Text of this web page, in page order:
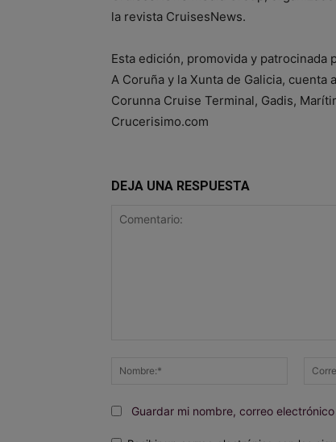
la revista CruisesNews.
Esta edición, promovida y patrocinada
A Coruña y la Xunta de Galicia,
Corunna Cruise Terminal, Gadis,
Crucerisimo.com
DEJA UNA RESPUESTA
Nombre:*
Guardar mi nombre, correo